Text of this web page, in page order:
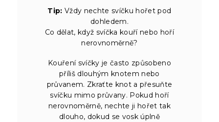
Tip: Vždy nechte svíčku hořet pod
dohledem.
Co dělat, když svíčka kouří nebo hoří
nerovnoměrně?
Kouření svíčky je často způsobeno
příliš dlouhým knotem nebo
průvanem. Zkraťte knot a přesuňte
svíčku mimo průvany. Pokud hoří
nerovnoměrně, nechte ji hořet tak
dlouho, dokud se vosk úplně